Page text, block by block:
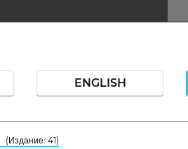
ENGLISH
( Издание: 41)